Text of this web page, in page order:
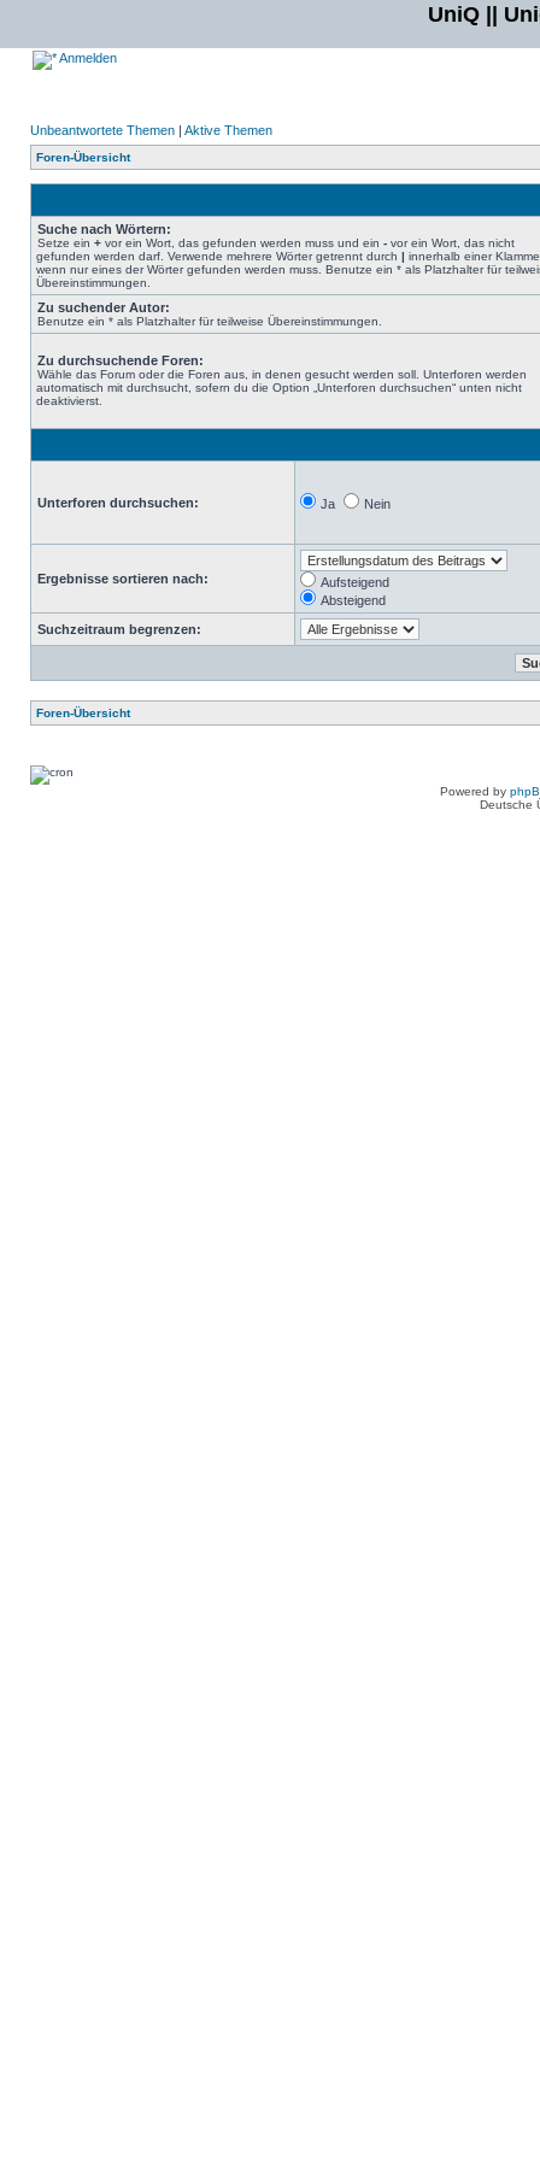
UniQ ||
Anmelden
Unbeantwortete Themen | Aktive Themen
Foren-Übersicht
Suche nach Wörtern:
Setze ein + vor ein Wort, das gefunden werden muss und ein - vor ein Wort, das nicht
gefunden werden darf. Verwende mehrere Wörter getrennt durch | innerhalb einer
wenn nur eines der Wörter gefunden werden muss. Benutze ein * als Platzhalter für
Übereinstimmungen.
Zu suchender Autor:
Benutze ein * als Platzhalter für teilweise Übereinstimmungen.
Zu durchsuchende Foren:
Wähle das Forum oder die Foren aus, in denen gesucht werden soll. Unterforen werden
automatisch mit durchsucht, sofern du die Option „Unterforen durchsuchen“ unten nicht
deaktivierst.
Unterforen durchsuchen: Ja Nein
Ergebnisse sortieren nach:
Aufsteigend
Absteigend
Suchzeitraum begrenzen:
Foren-Übersicht
Powered by
Deutsche